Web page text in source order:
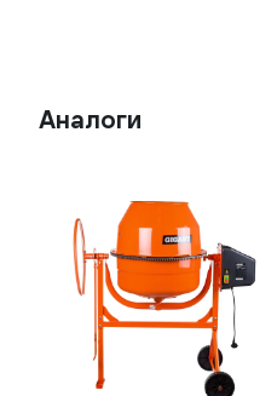
Аналоги